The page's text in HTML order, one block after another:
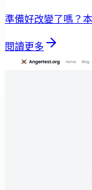
準備好改變了嗎？
閱讀更多